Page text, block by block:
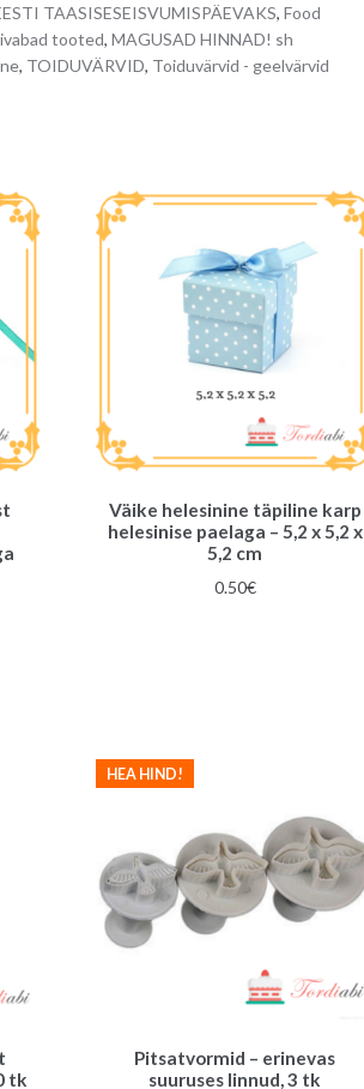
n
a
:
TAASISESEISVUMISPÄEVAKS, Food
tooted, MAGUSAD HINNAD! sh
, TOIDUVÄRVID, Toiduvärvid - geelvärvid
Väike helesinine täpiline karp
helesinise paelaga – 5,2 x 5,2 x
5,2 cm
0.50€
tk
Pitsatvormid – erinevas
suuruses linnud, 3 tk
HEA HIND!